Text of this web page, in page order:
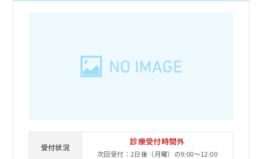
受付状況
診療受付時間外
次回受付：2日後（月曜）の9:00～12:00